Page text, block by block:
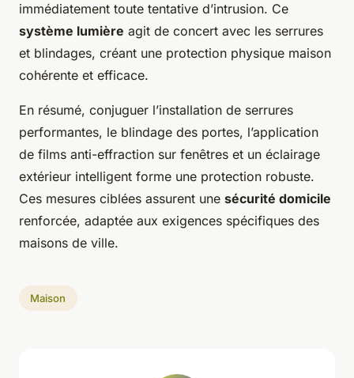
immédiatement toute tentative d’intrusion. Ce
système lumière agit de concert avec les serrures
et blindages, créant une protection physique maison
cohérente et efficace.
En résumé, conjuguer l’installation de serrures
performantes, le blindage des portes, l’application
de films anti-effraction sur fenêtres et un éclairage
extérieur intelligent forme une protection robuste.
Ces mesures ciblées assurent une sécurité domicile
renforcée, adaptée aux exigences spécifiques des
maisons de ville.
Maison